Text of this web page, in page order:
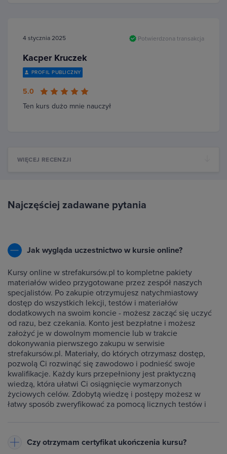
4 stycznia 2025 Potwierdzona transakcja
Kacper Kruczek
PROFIL PUBLICZNY
5.0
Ten kurs dużo mnie nauczył
WIĘCEJ RECENZJI
Najczęściej zadawane pytania
Jak wygląda uczestnictwo w kursie online?
Kursy online w strefakursów.pl to kompletne pakiety
materiałów wideo przygotowane przez zespół naszych
specjalistów. Po zakupie otrzymujesz natychmiastowy
dostęp do wszystkich lekcji, testów i materiałów
dodatkowych na swoim koncie - możesz zacząć się uczyć
od razu, bez czekania. Konto jest bezpłatne i możesz
założyć je w dowolnym momencie lub w trakcie
dokonywania pierwszego zakupu w serwisie
strefakursów.pl. Materiały, do których otrzymasz dostęp,
pozwolą Ci rozwinąć się zawodowo i podnieść swoje
kwalifikacje. Każdy kurs przepełniony jest praktyczną
wiedzą, która ułatwi Ci osiągnięcie wymarzonych
życiowych celów. Zdobytą wiedzę i postępy możesz w
łatwy sposób zweryfikować za pomocą licznych testów i
Czy otrzymam certyfikat ukończenia kursu?